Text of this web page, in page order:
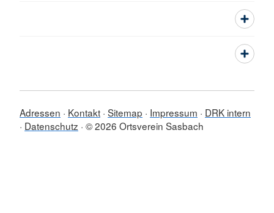
Adressen Kontakt Sitemap Impressum
DRK intern
Datenschutz © 2026 Ortsverein Sasbach